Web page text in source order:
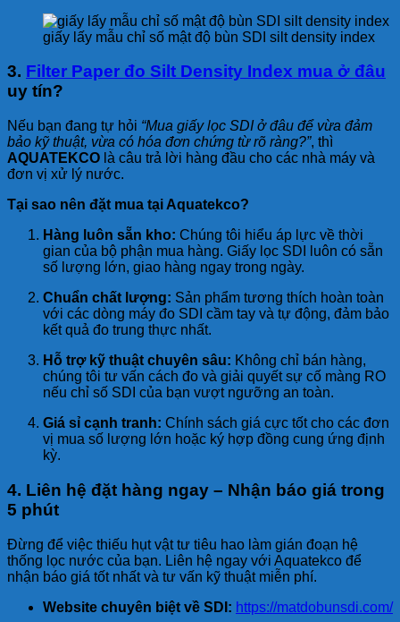
giấy lấy mẫu chỉ số mật độ bùn SDI silt density index
3. Filter Paper đo Silt Density Index mua ở đâu
uy tín?
Nếu bạn đang tự hỏi “Mua giấy lọc SDI ở đâu để vừa đảm
bảo kỹ thuật, vừa có hóa đơn chứng từ rõ ràng?”, thì
AQUATEKCO là câu trả lời hàng đầu cho các nhà máy và
đơn vị xử lý nước.
Tại sao nên đặt mua tại Aquatekco?
Hàng luôn sẵn kho: Chúng tôi hiểu áp lực về thời
gian của bộ phận mua hàng. Giấy lọc SDI luôn có sẵn
số lượng lớn, giao hàng ngay trong ngày.
Chuẩn chất lượng: Sản phẩm tương thích hoàn toàn
với các dòng máy đo SDI cầm tay và tự động, đảm bảo
kết quả đo trung thực nhất.
Hỗ trợ kỹ thuật chuyên sâu: Không chỉ bán hàng,
chúng tôi tư vấn cách đo và giải quyết sự cố màng RO
nếu chỉ số SDI của bạn vượt ngưỡng an toàn.
Giá sỉ cạnh tranh: Chính sách giá cực tốt cho các đơn
vị mua số lượng lớn hoặc ký hợp đồng cung ứng định
kỳ.
4. Liên hệ đặt hàng ngay – Nhận báo giá trong
5 phút
Đừng để việc thiếu hụt vật tư tiêu hao làm gián đoạn hệ
thống lọc nước của bạn. Liên hệ ngay với Aquatekco để
nhận báo giá tốt nhất và tư vấn kỹ thuật miễn phí.
Website chuyên biệt về SDI: https://matdobunsdi.com/